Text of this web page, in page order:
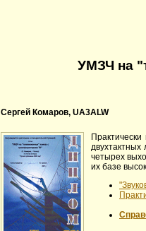
УМЗЧ на
Сергей Комаров, UA3ALW
четырех
их базе